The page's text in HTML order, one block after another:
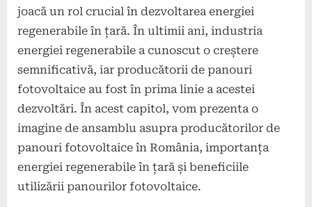
joacă un rol crucial în dezvoltarea energiei
regenerabile în țară. În ultimii ani, industria
energiei regenerabile a cunoscut o creștere
semnificativă, iar producătorii de panouri
fotovoltaice au fost în prima linie a acestei
dezvoltări. În acest capitol, vom prezenta o
imagine de ansamblu asupra producătorilor de
panouri fotovoltaice în România, importanța
energiei regenerabile în țară și beneficiile
utilizării panourilor fotovoltaice.